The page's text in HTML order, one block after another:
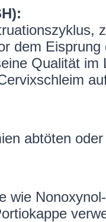
dem
Qualität
abtöten
wie